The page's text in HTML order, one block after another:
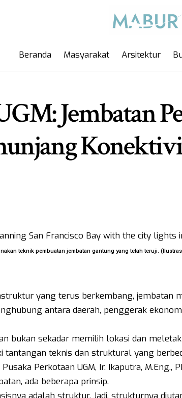
Beranda Masyarakat Arsitektur
Jembatan
teknik pembuatan jembatan gantung yang telah teruji.
yang terus berkembang, jembatan
antara daerah, penggerak
bukan sekadar memilih lokasi dan
tantangan teknis dan struktural yang
Perkotaan UGM, Ir. Ikaputra, M.Eng.,
ada beberapa prinsip.
adalah struktur. Jadi, strukturnya